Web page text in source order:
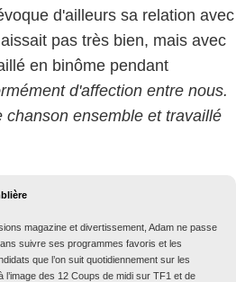
d'ailleurs sa relation avec
pas très bien, mais avec
en binôme pendant
d'affection entre nous.
chanson ensemble et travaillé
magazine et divertissement, Adam ne passe
suivre ses programmes favoris et les
que l’on suit quotidiennement sur les
l’image des 12 Coups de midi sur TF1 et de